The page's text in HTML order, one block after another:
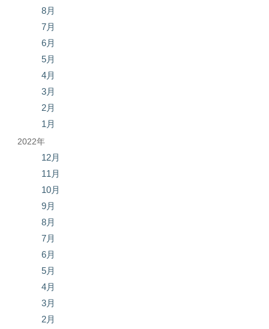
8月
7月
6月
5月
4月
3月
2月
1月
2022年
12月
11月
10月
9月
8月
7月
6月
5月
4月
3月
2月